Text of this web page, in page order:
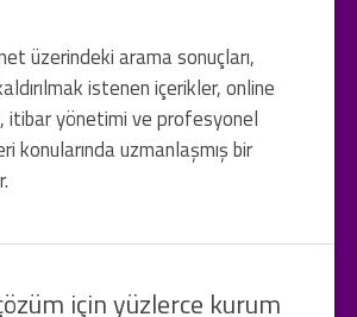
üzerindeki arama sonuçları,
istenen içerikler, online
itibar yönetimi ve profesyonel
konularında uzmanlaşmış bir
için yüzlerce kurum